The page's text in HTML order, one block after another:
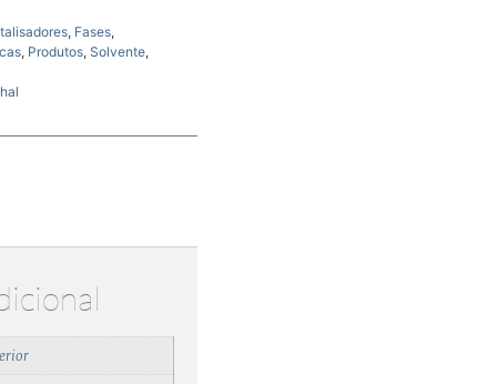
, Fases,
, Produtos,Solvente,